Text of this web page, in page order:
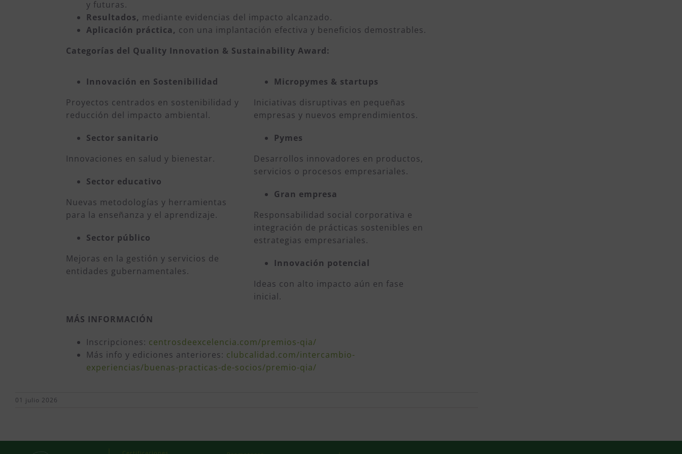
y futuras.
Resultados, mediante evidencias del impacto alcanzado.
Aplicación práctica, con una implantación efectiva y beneficios demostrables.
Categorías del Quality Innovation & Sustainability Award:
Innovación en Sostenibilidad
Proyectos centrados en sostenibilidad y
reducción del impacto ambiental.
Sector sanitario
Innovaciones en salud y bienestar.
Sector educativo
Nuevas metodologías y herramientas
para la enseñanza y el aprendizaje.
Sector público
Mejoras en la gestión y servicios de
entidades gubernamentales.
Micropymes & startups
Iniciativas disruptivas en pequeñas
empresas y nuevos emprendimientos.
Pymes
Desarrollos innovadores en productos,
servicios o procesos empresariales.
Gran empresa
Responsabilidad social corporativa e
integración de prácticas sostenibles en
estrategias empresariales.
Innovación potencial
Ideas con alto impacto aún en fase
inicial.
MÁS INFORMACIÓN
Inscripciones: centrosdeexcelencia.com/premios-qia/
Más info y ediciones anteriores: clubcalidad.com/intercambio-
experiencias/buenas-practicas-de-socios/premio-qia/
01 julio 2026